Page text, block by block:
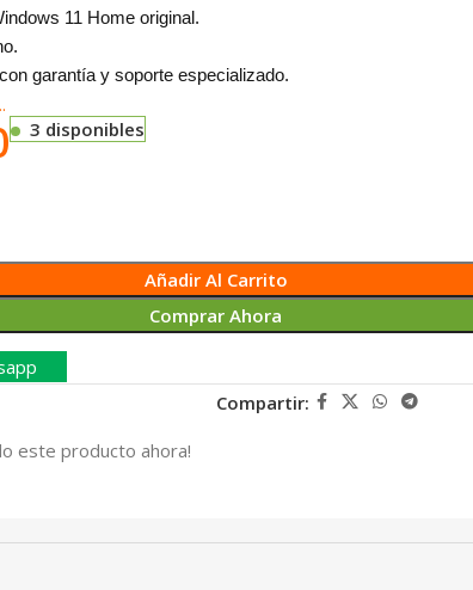
11 Home original.
garantía y soporte especializado.
3 disponibles
Añadir Al Carrito
Comprar Ahora
Compartir:
este producto ahora!